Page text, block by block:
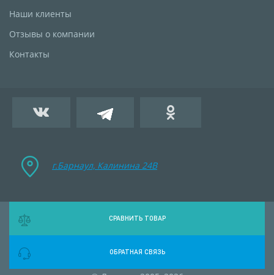
Наши клиенты
Отзывы о компании
Контакты
г.Барнаул, Калинина 24B
СРАВНИТЬ ТОВАР
ОБРАТНАЯ СВЯЗЬ